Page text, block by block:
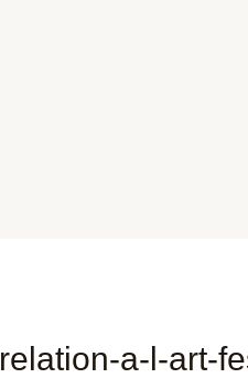
relation-a-l-art-